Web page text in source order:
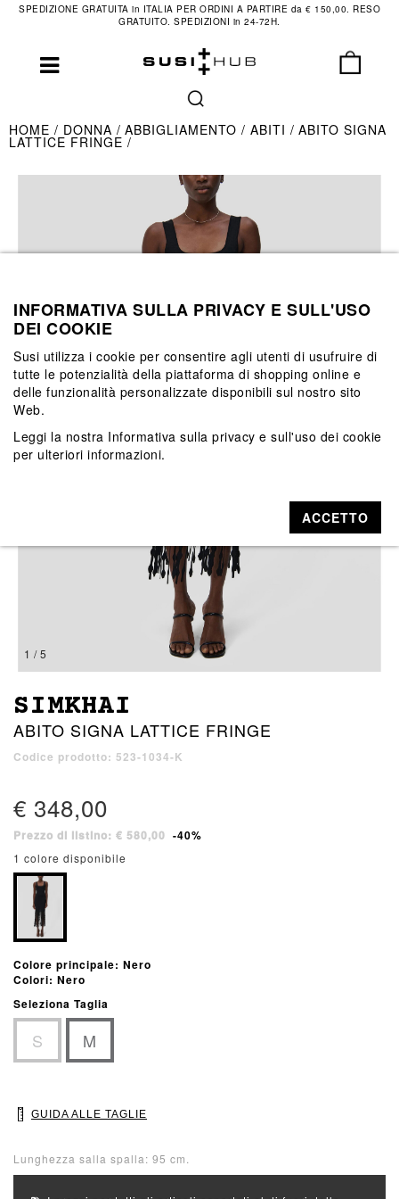
SPEDIZIONE GRATUITA in ITALIA PER ORDINI A PARTIRE da € 150,00. RESO
GRATUITO. SPEDIZIONI in 24-72H.
HOME DONNA ABBIGLIAMENTO ABITI ABITO SIGNA
LATTICE FRINGE
1 / 5
SIMKHAI
ABITO SIGNA LATTICE FRINGE
Codice prodotto: 523-1034-K
€ 348,00
Prezzo di listino: € 580,00 -40%
1 colore disponibile
Colore principale: Nero
Colori: Nero
Seleziona Taglia
S M
GUIDA ALLE TAGLIE
Lunghezza salla spalla: 95 cm.
INFORMATIVA SULLA PRIVACY E SULL'USO
DEI COOKIE
Susi utilizza i cookie per consentire agli utenti di usufruire di
tutte le potenzialità della piattaforma di shopping online e
delle funzionalità personalizzate disponibili sul nostro sito
Web.
Leggi la nostra Informativa sulla privacy e sull'uso dei cookie
per ulteriori informazioni.
ACCETTO